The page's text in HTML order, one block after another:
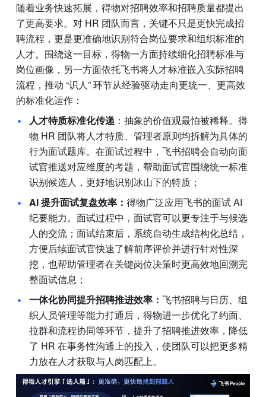
随着业务快速拓展，得物对招聘效率和招聘质量都提出
了更高要求。对 HR 团队而言，关键不只是更快完成招
聘流程，更是更准确地识别符合岗位要求和组织标准的
人才。围绕这一目标，得物一方面持续细化招聘标准与
岗位画像，另一方面依托飞书将人才标准嵌入实际招聘
流程，推动 “识人” 环节从经验驱动走向更统一、更高效
的标准化运作：
人才特质标准化传递 ：抽象的价值观最怕被稀释。得
物 HR 团队将人才特质、管理者原则均拆解为具体的
行为面试题库。在面试过程中，飞书招聘会自动向面
试官推送对应维度的考题，帮助面试官围绕统一标准
识别候选人，更好地识别冰山下的特质；
AI 提升面试复盘效率： 得物广泛应用飞书的面试 AI
纪要能力。面试过程中，面试官可以更专注于与候选
人的交流；面试结束后，系统自动生成结构化总结，
方便后续面试官快速了解前序评价并进行针对性深
挖，也帮助管理者在关键岗位决策时更高效地回溯完
整面试信息；
一体化协同提升招聘推进效率： 飞书招聘与日历、组
织人员管理等能力打通后，得物进一步优化了约面、
拉群和流程协同等环节，提升了招聘推进效率，降低
了 HR 在事务性沟通上的投入，使团队可以把更多精
力放在人才获取与人岗匹配上。